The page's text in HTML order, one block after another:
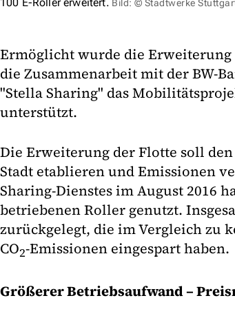
100 E-Roller erweitert. Bild: © Stadtwerke
Ermöglicht wurde die
die Zusammenarbeit mit der BW-
"Stella Sharing" das
unterstützt.
Die Erweiterung der Flotte soll
Stadt etablieren und Emissionen
Sharing-Dienstes im August 2016
betriebenen Roller genutzt.
zurückgelegt, die im Vergleich zu
CO2-Emissionen eingespart haben.
Größerer Betriebsaufwand –